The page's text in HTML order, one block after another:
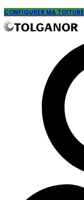
CONFIGURER MA TOITURE